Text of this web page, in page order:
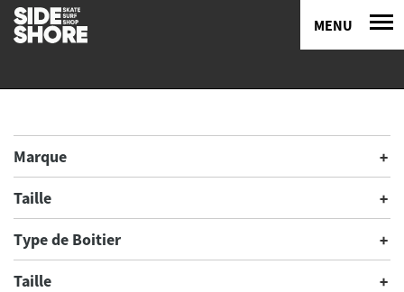
MENU
Marque
Taille
Type de Boitier
Taille